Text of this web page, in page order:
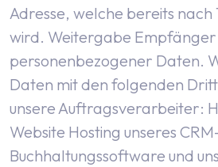
Adresse, welche bereits nach
wird. Weitergabe Empfänger
personenbezogener Daten.
Daten mit den folgenden
unsere Auftragsverarbeiter:
Website Hosting unseres
Buchhaltungssoftware und